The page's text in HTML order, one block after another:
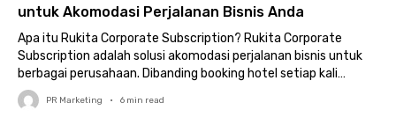
untuk Akomodasi Perjalanan Bisnis Anda
Apa itu Rukita Corporate Subscription? Rukita Corporate
Subscription adalah solusi akomodasi perjalanan bisnis untuk
berbagai perusahaan. Dibanding booking hotel setiap kali
karyawan melakukan perjalanan bisnis,..
PR Marketing • 6 min read